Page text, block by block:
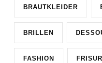
BRAUTKLEIDER
BRILLEN
FASHION FRISUR